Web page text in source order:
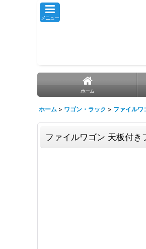
メニュー
ホーム
ホーム > ワゴン・ラック > ファイルワ
ファイルワゴン 天板付き